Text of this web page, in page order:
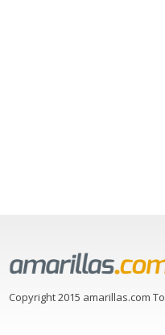
Copyright 2015 amarillas.com